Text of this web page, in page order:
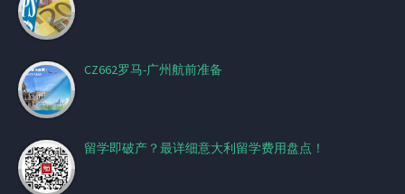
CZ662罗马-广州航前准备
留学即破产？最详细意大利留学费用盘点！